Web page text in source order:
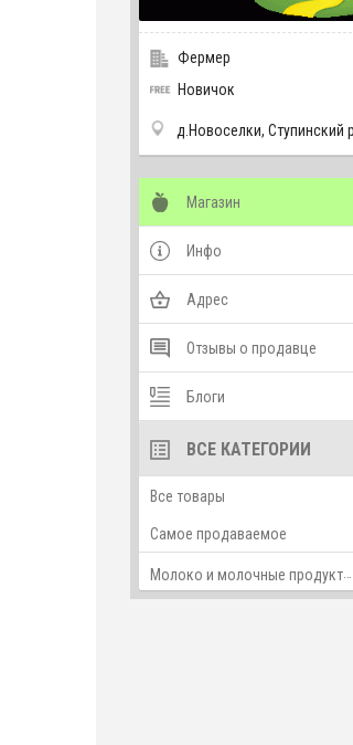
Фермер
Новичок
д.Новоселки, Ступинский район, Московской
Магазин
Инфо
Адрес
Отзывы о продавце
Блоги
ВСЕ КАТЕГОРИИ
Все товары
Самое продаваемое
Молоко и молочные продукты